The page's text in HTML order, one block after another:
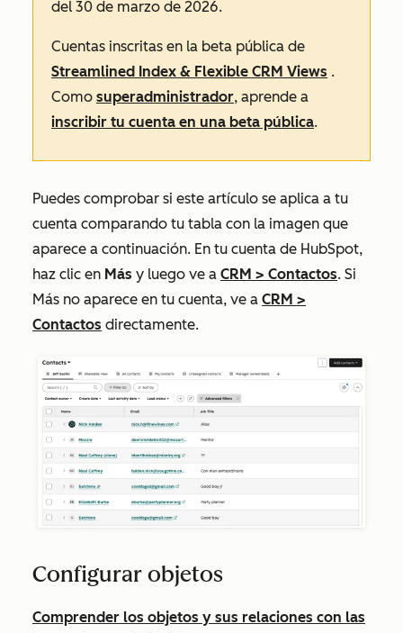
del 30 de marzo de 2026.
Cuentas inscritas en la beta pública de
Streamlined Index & Flexible CRM Views .
Como superadministrador, aprende a
inscribir tu cuenta en una beta pública.
Puedes comprobar si este artículo se aplica a tu
cuenta comparando tu tabla con la imagen que
aparece a continuación. En tu cuenta de HubSpot,
haz clic en Más y luego ve a CRM > Contactos. Si
Más no aparece en tu cuenta, ve a CRM >
Contactos directamente.
Configurar objetos
Comprender los objetos y sus relaciones con las